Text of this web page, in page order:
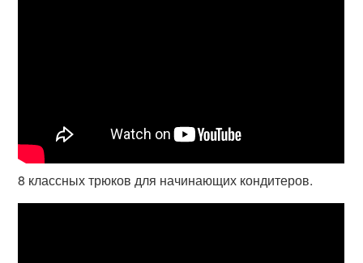
8 классных трюков для начинающих кондитеров.